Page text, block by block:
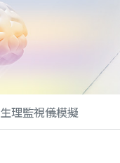
生理監視儀模擬